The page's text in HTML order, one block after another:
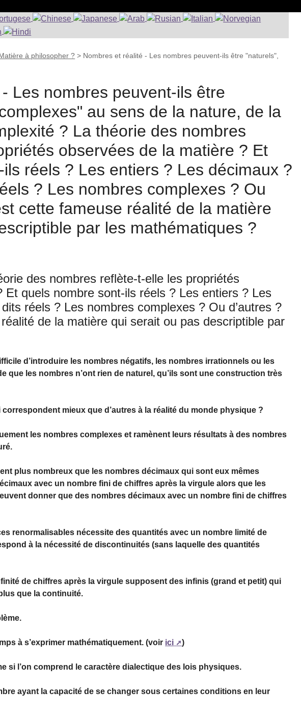
à philosopher ? > Nombres et réalité - Les nombres peuvent-ils être "naturels",
Les nombres peuvent-ils être
au sens de la nature, de la
? La théorie des nombres
observées de la matière ? Et
réels ? Les entiers ? Les décimaux ?
? Les nombres complexes ? Ou
cette fameuse réalité de la matière
par les mathématiques ?
des nombres reflète-t-elle les propriétés
Et quels nombre sont-ils réels ? Les entiers ? Les
réels ? Les nombres complexes ? Ou d’autres ?
de la matière qui serait ou pas descriptible par
d’introduire les nombres négatifs, les nombres irrationnels ou les
que les nombres n’ont rien de naturel, qu’ils sont une construction très
mieux que d’autres à la réalité du monde physique ?
les nombres complexes et ramènent leurs résultats à des nombres
plus nombreux que les nombres décimaux qui sont eux mêmes
avec un nombre fini de chiffres après la virgule alors que les
donner que des nombres décimaux avec un nombre fini de chiffres
renormalisables nécessite des quantités avec un nombre limité de
à la nécessité de discontinuités (sans laquelle des quantités
de chiffres après la virgule supposent des infinis (grand et petit) qui
que la continuité.
à s’exprimer mathématiquement. (voir ici )
si l’on comprend le caractère dialectique des lois physiques.
ayant la capacité de se changer sous certaines conditions en leur